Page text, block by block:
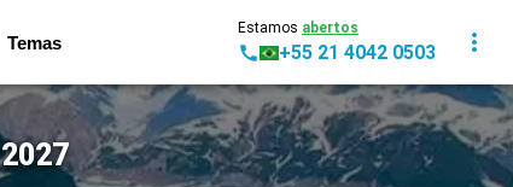
Temas
Estamos abertos
+55 21 4042 0503